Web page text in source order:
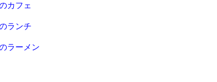
カフェ
ランチ
ラーメン